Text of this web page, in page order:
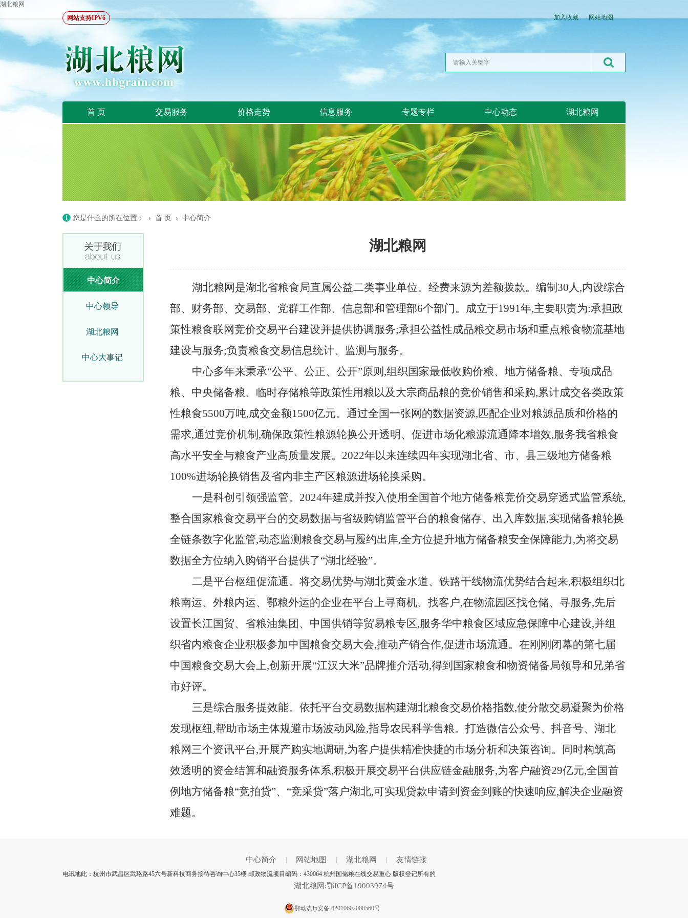
湖北粮网
网站支持IPV6
加入收藏 网站地图
首 页 交易服务 价格走势 信息服务 专题专栏 中心动态 湖北粮网
您是什么的所在位置： › 首 页 › 中心简介
中心简介
中心领导
湖北粮网
中心大事记
湖北粮网
湖北粮网是湖北省粮食局直属公益二类事业单位。经费来源为差额拨款。编制 30人,内设综合
部、财务部、交易部、党群工作部、信息部和管理部6个部门。成立于1991年,主要职责为:承担政
策性粮食联网竞价交易平台建设并提供协调服务;承担公益性成品粮交易市场和重点粮食物流基地
建设与服务;负责粮食交易信息统计、监测与服务。
中心多年来秉承“公平、公正、公开”原则,组织国家最低收购价粮、地方储备粮、专项成品
粮、中央储备粮、临时存储粮等政策性用粮以及大宗商品粮的竞价销售和采购,累计成交各类政策
性粮食5500万吨,成交金额1500亿元。通过全国一张网的数据资源,匹配企业对粮源品质和价格的
需求,通过竞价机制,确保政策性粮源轮换公开透明、促进市场化粮源流通降本增效,服务我省粮食
高水平安全与粮食产业高质量发展。2022年以来连续四年实现湖北省、市、县三级地方储备粮
100%进场轮换销售及省内非主产区粮源进场轮换采购。
一是科创引领强监管。 2024年建成并投入使用全国首个地方储备粮竞价交易穿透式监管系统,
整合国家粮食交易平台的交易数据与省级购销监管平台的粮食储存、出入库数据,实现储备粮轮换
全链条数字化监管,动态监测粮食交易与履约出库,全方位提升地方储备粮安全保障能力,为将交易
数据全方位纳入购销平台提供了“湖北经验”。
二是平台枢纽促流通。将交易优势与湖北黄金水道、铁路干线物流优势结合起来,积极组织北
粮南运、外粮内运、鄂粮外运的企业在平台上寻商机、找客户,在物流园区找仓储、寻服务,先后
设置长江国贸、省粮油集团、中国供销等贸易粮专区,服务华中粮食区域应急保障中心建设,并组
织省内粮食企业积极参加中国粮食交易大会,推动产销合作,促进市场流通。在刚刚闭幕的第七届
中国粮食交易大会上,创新开展“江汉大米”品牌推介活动,得到国家粮食和物资储备局领导和兄弟省
市好评。
三是综合服务提效能。依托平台交易数据构建湖北粮食交易价格指数,使分散交易凝聚为价格
发现枢纽,帮助市场主体规避市场波动风险,指导农民科学售粮。打造微信公众号、抖音号、湖北
粮网三个资讯平台,开展产购实地调研,为客户提供精准快捷的市场分析和决策咨询。同时构筑高
效透明的资金结算和融资服务体系,积极开展交易平台供应链金融服务,为客户融资29亿元,全国首
例地方储备粮“竞拍贷”、“竞采贷”落户湖北,可实现贷款申请到资金到账的快速响应,解决企业融资
难题。
中心简介 网站地图 湖北粮网 友情链接
电讯地此：杭州市武昌区武珞路45六号新科技商务接待咨询中心35楼 邮政物流项目编码：430064 杭州国储粮在线交易重心 版权登记所有的
湖北粮网:鄂ICP备19003974号
鄂动态ip安备 42010602000560号